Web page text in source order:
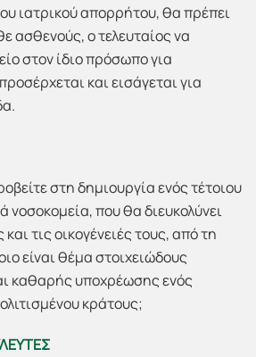
ιατρικού απορρήτου, θα πρέπει
ασθενούς, ο τελευταίος να
στον ίδιο πρόσωπο για
και εισάγεται για
στη δημιουργία ενός τέτοιου
νοσοκομεία, που θα διευκολύνει
τις οικογένειές τους, από τη
είναι θέμα στοιχειώδους
καθαρής υποχρέωσης ενός
κράτους;